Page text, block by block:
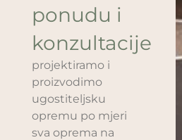
ponudu i
konzultacije
projektiramo i
proizvodimo
ugostiteljsku
opremu po mjeri
sva oprema na